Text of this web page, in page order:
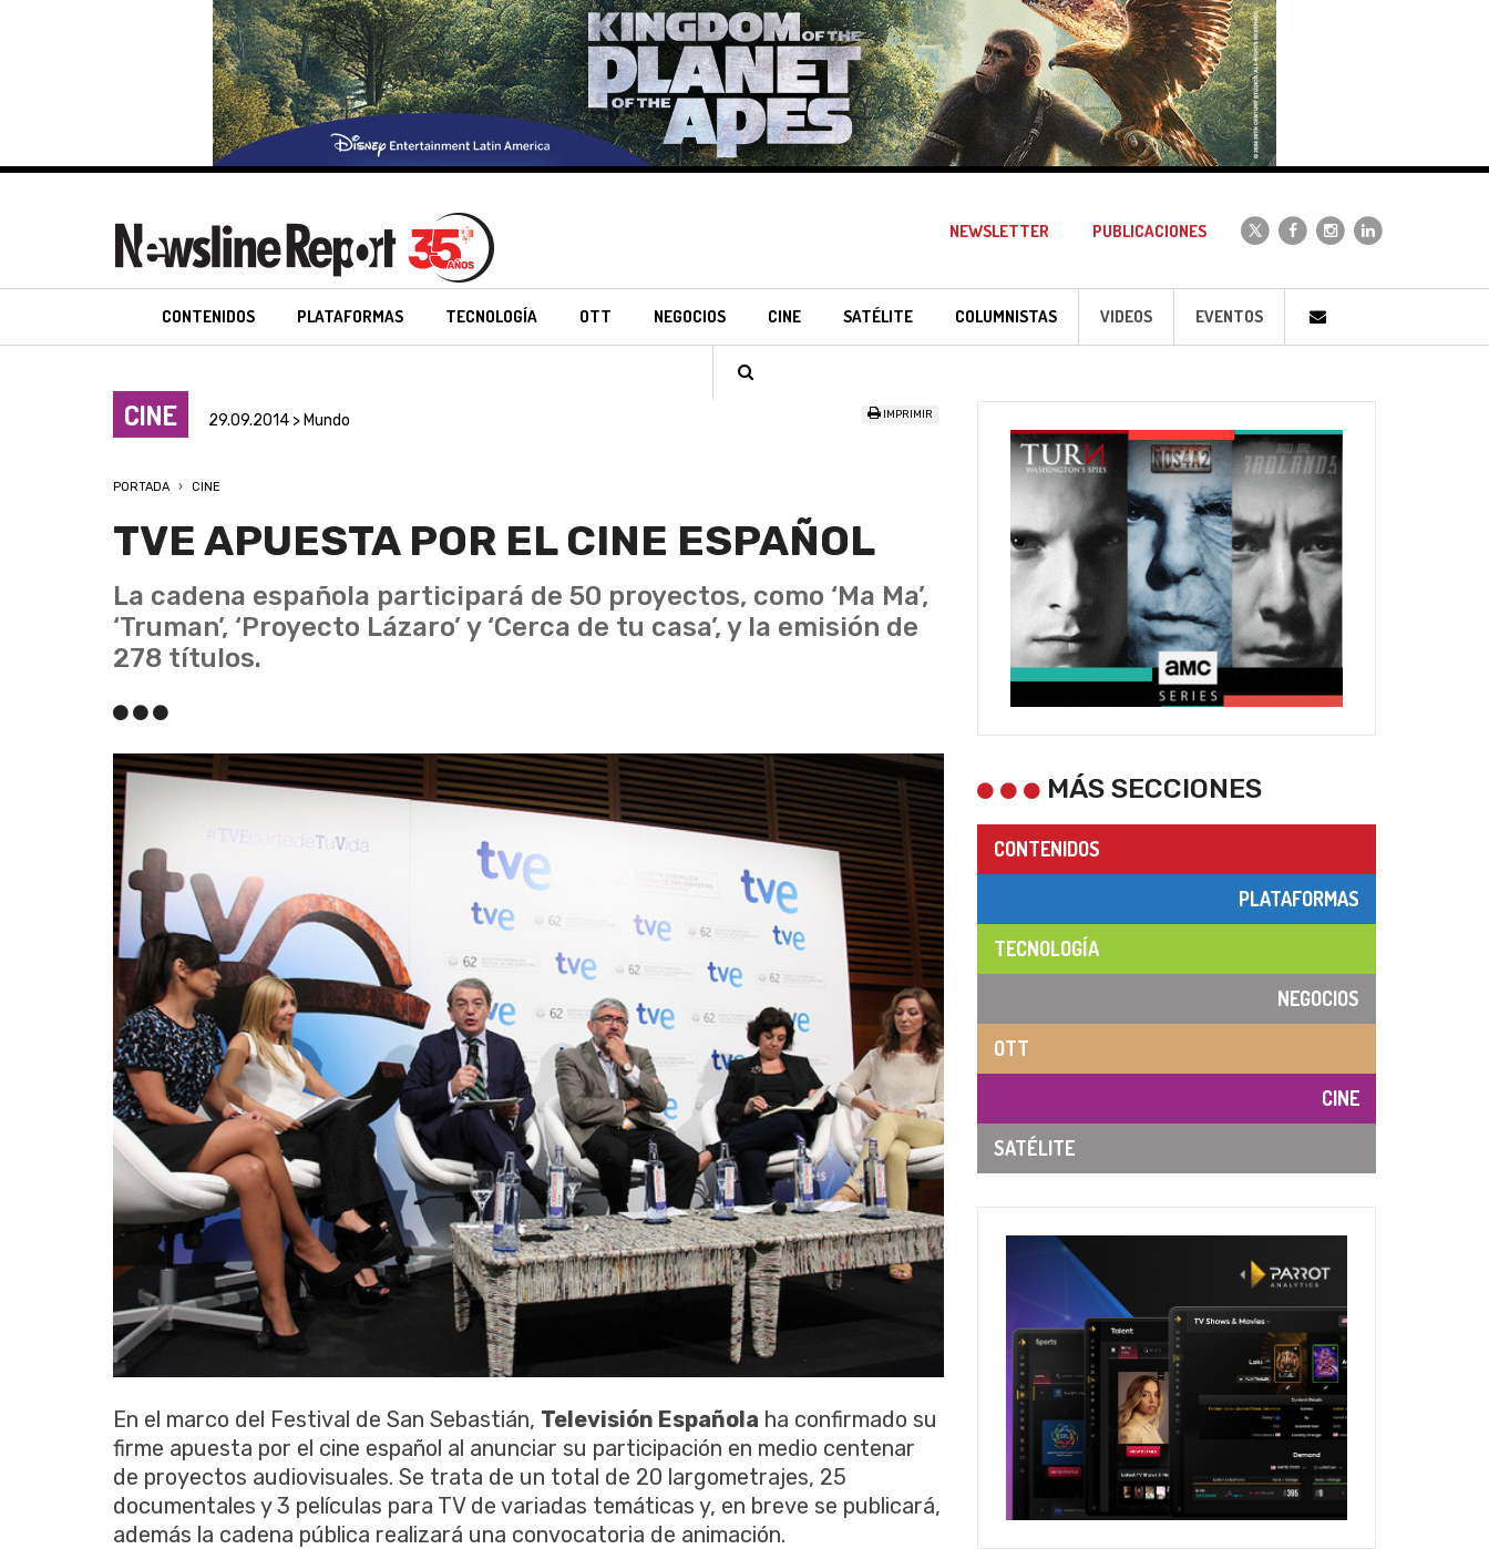
NEWSLETTER PUBLICACIONES
CONTENIDOS PLATAFORMAS TECNOLOGÍA OTT NEGOCIOS CINE SATÉLITE COLUMNISTAS VIDEOS EVENTOS
CINE 29.09.2014 > Mundo IMPRIMIR
PORTADA CINE
TVE APUESTA POR EL CINE ESPAÑOL
La cadena española participará de 50 proyectos, como ‘Ma Ma’,
‘Truman’, ‘Proyecto Lázaro’ y ‘Cerca de tu casa’, y la emisión de
278 títulos.
En el marco del Festival de San Sebastián, Televisión Española ha confirmado su
firme apuesta por el cine español al anunciar su participación en medio centenar
de proyectos audiovisuales. Se trata de un total de 20 largometrajes, 25
documentales y 3 películas para TV de variadas temáticas y, en breve se publicará,
además la cadena pública realizará una convocatoria de animación.
MÁS SECCIONES
CONTENIDOS
PLATAFORMAS
TECNOLOGÍA
NEGOCIOS
OTT
CINE
SATÉLITE